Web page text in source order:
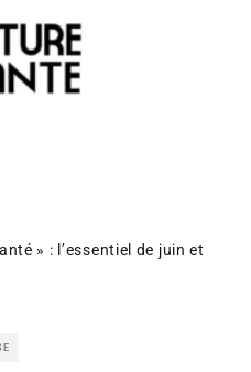
» : l’essentiel de juin et